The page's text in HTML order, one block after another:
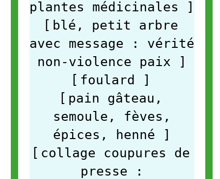
plantes médicinales
]
[ blé, petit arbre
avec message : vérité
non-violence paix
]
[ foulard ]
[ pain gâteau,
semoule, fèves,
épices, henné
]
[ collage coupures de
presse :